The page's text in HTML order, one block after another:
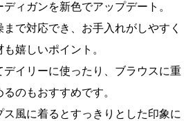
ィガンを新色でアップデート。
で対応でき、お手入れがしやすく
嬉しいポイント。
デイリーに使ったり、ブラウスに重
のもおすすめです。
風に着るとすっきりとした印象に